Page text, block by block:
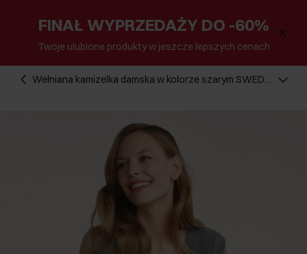
FINAŁ WYPRZEDAŻY DO -60%
Twoje ulubione produkty w jeszcze lepszych cenach
Wełniana kamizelka damska w kolorze szarym SWEDT-